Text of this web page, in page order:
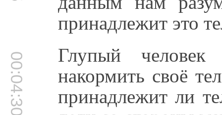
принадлежит это
00:04:30 Глупый
накормить своё
принадлежит ли